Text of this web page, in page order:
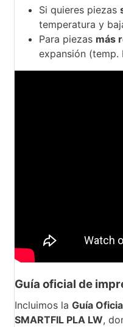
Si quieres piezas
temperatura y
Para piezas más
expansión (temp.
Guía oficial de
Incluimos la Guía
SMARTFIL PLA LW,